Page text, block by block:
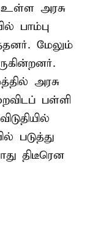
உள்ள அரசு
பாம்பு
மேலும்
அரசு
பள்ளி
படுத்து
திடீரென